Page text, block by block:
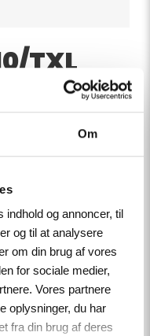
Om
indhold og annoncer, til
og til at analysere
om din brug af vores
for sociale medier,
Vores partnere
oplysninger, du har
fra din brug af deres
TXL
Cable, Sheath
Qualified for drag
Resistant to
PVC and